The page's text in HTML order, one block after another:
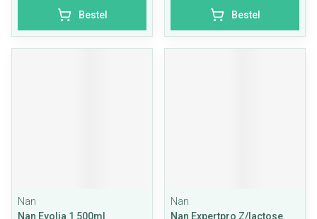
Bestel Bestel
Nan
Nan Evolia 1 500ml
Nan
Nan Expertpro Z/lactose